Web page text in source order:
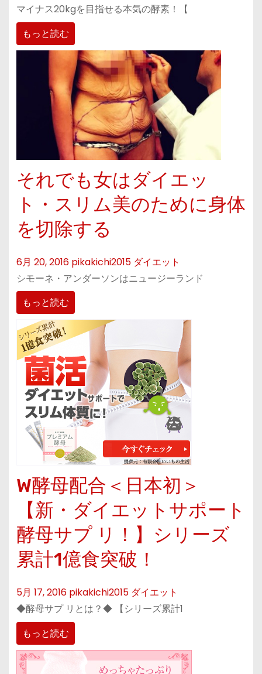
マイナス20kgを目指せる本気の酵素！【
もっと読む
それでも女はダイエッ
ト・スリム美のために身体
を切除する
6月 20, 2016 pikakichi2015 ダイエット
シモーネ・アンダーソンはニュージーランド
もっと読む
W酵母配合＜日本初＞
【新・ダイエットサポート
酵母サプ リ！】シリーズ
累計1億食突破！
5月 17, 2016 pikakichi2015 ダイエット
◆酵母サプ リとは？◆ 【シリーズ累計1
もっと読む